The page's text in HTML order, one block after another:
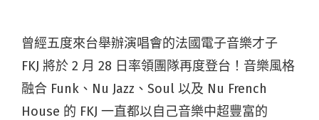
曾經五度來台舉辦演唱會的法國電子音樂才子
FKJ 將於 2 月 28 日率領團隊再度登台！音樂風格
融合 Funk、Nu Jazz、Soul 以及 Nu French
House 的 FKJ 一直都以自己音樂中超豐富的